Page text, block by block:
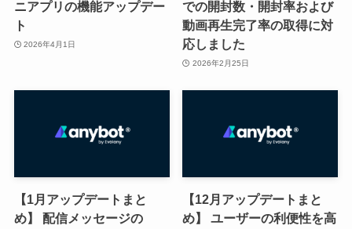
ニアプリの機能アップデー
ト
2026年4月1日
での開封数・開封率および
動画再生完了率の取得に対
応しました
2026年2月25日
【1月アップデートまと
め】 配信メッセージの
【12月アップデートまと
め】 ユーザーの利便性を高